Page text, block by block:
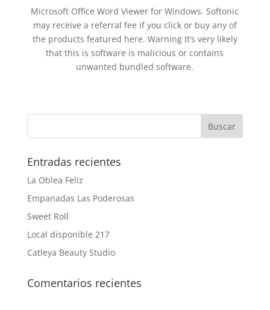
Microsoft Office Word Viewer for Windows. Softonic
may receive a referral fee if you click or buy any of
the products featured here. Warning It’s very likely
that this is software is malicious or contains
unwanted bundled software.
Entradas recientes
La Oblea Feliz
Empanadas Las Poderosas
Sweet Roll
Local disponible 217
Catleya Beauty Studio
Comentarios recientes